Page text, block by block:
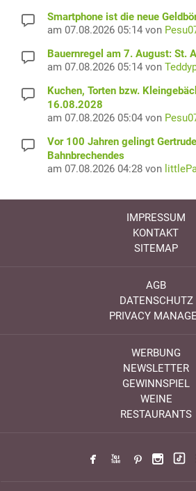
Smartphone ist die neue
am 07.08.2026 05:14 von
Bauernregel am 7. August: St.
am 07.08.2026 05:14 von
Kuchen, Torten bzw.
16.08.2028
am 07.08.2026 05:04 von
Vor 100 Jahren gelingt
Bahnbrechendes
am 07.08.2026 04:28 von
IMPRESSUM
KONTAKT
SITEMAP
AGB
DATENSCHUTZ
PRIVACY
WERBUNG
NEWSLETTER
GEWINNSPIEL
WEINE
RESTAURANTS